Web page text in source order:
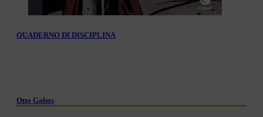
QUADERNO DI DISCIPLINA
Otto Gabos